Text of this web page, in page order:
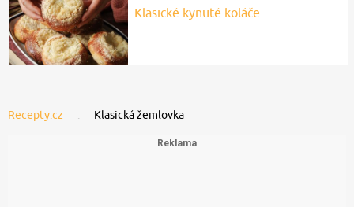
Klasické kynuté koláče
Recepty.cz Klasická žemlovka